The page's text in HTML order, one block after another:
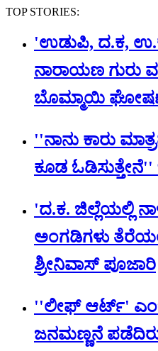
TOP STORIES:
'ಉಡುಪಿ, ದ.ಕ,
ನಾರಾಯಣ ಗುರು
ಬೊಮ್ಮಾಯಿ
''ನಾನು ಕಾರು
ಕೂಡ ಓಡಿಸುತ್ತೇನೆ''
'ದ.ಕ. ಜಿಲ್ಲೆಯಲ್ಲಿ
ಅಂಗಡಿಗಳು
ಶ್ರೀನಿವಾಸ್ ಪೂಜಾರಿ
''ಲೀಫ್ ಆರ್ಟ್'
ಜನಮಣ್ಣನೆ